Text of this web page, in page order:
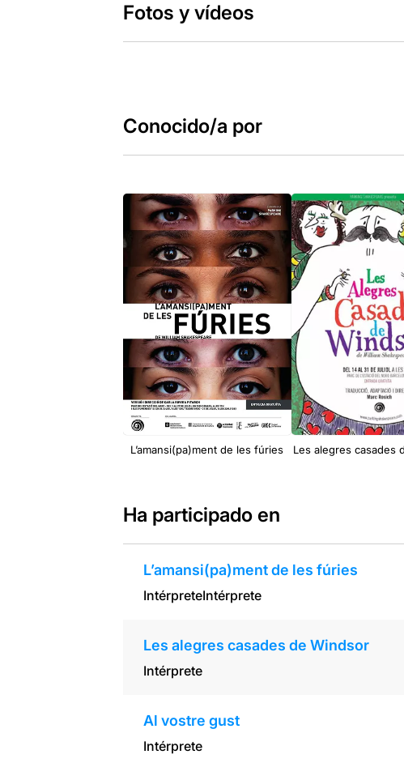
Fotos y vídeos
Conocido/a por
L’amansi(pa)ment de les fúries Les alegres casades
Ha participado en
L’amansi(pa)ment de les fúries
IntérpreteIntérprete
Les alegres casades de Windsor
Intérprete
Al vostre gust
Intérprete